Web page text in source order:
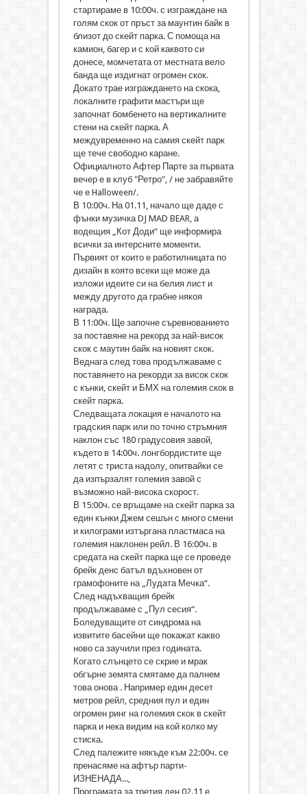
стартираме в 10:00ч. с изграждане на
голям скок от пръст за маунтин байк в
близот до скейт парка. С помоща на
камион, багер и с кой каквото си
донесе, момчетата от местната вело
банда ще издигнат огромен скок.
Докато трае изграждането на скока,
локалните графити мастъри ще
започнат бомбенето на вертикалните
стени на скейт парка. А
междувременно на самия скейт парк
ще тече свободно каране.
Официалното Афтер Парте за първата
вечер е в клуб "Ретро", / не забравяйте
че е Halloween/.
В 10:00ч. На 01.11, начало ще даде с
фънки музичка DJ MAD BEAR, а
водещия „Кот Доди“ ще информира
всички за интерсните моменти.
Първият от които е работилницата по
дизайн в която всеки ще може да
изложи идеите си на белия лист и
между другото да грабне някоя
награда.
В 11:00ч. Ще започне съревнованието
за поставяне на рекорд за най-висок
скок с маутин байк на новият скок.
Веднага след това продължаваме с
поставянето на рекорди за висок скок
с кънки, скейт и БМХ на големия скок в
скейт парка.
Следващата локация е началото на
градския парк или по точно стръмния
наклон със 180 градусовия завой,
където в 14:00ч. лонгбордистите ще
летят с триста надолу, опитвайки се
да изпързалят големия завой с
възможно най-висока скорост.
В 15:00ч. се връщаме на скейт парка за
един кънки Джем сешън с много смени
и килограми изтъргана пластмаса на
големия наклонен рейл. В 16:00ч. в
средата на скейт парка ще се проведе
брейк денс батъл вдъхновен от
грамофоните на „Лудата Мечка“.
След надъхващия брейк
продължаваме с „Пул сесия“.
Боледуващите от синдрома на
извитите басейни ще покажат какво
ново са заучили през годината.
Когато слънцето се скрие и мрак
обгърне земята смятаме да палнем
това онова . Например един десет
метров рейл, средния пул и един
огромен ринг на големия скок в скейт
парка и нека видим на кой колко му
стиска.
След палежите някъде към 22:00ч. се
пренасяме на афтър парти-
ИЗНЕНАДА...,
Програмата за третия ден 02.11 е